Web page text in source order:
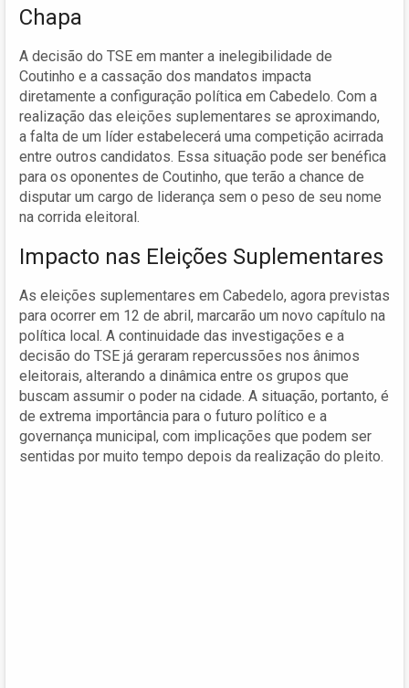
Chapa
A decisão do TSE em manter a inelegibilidade de
Coutinho e a cassação dos mandatos impacta
diretamente a configuração política em Cabedelo. Com a
realização das eleições suplementares se aproximando,
a falta de um líder estabelecerá uma competição acirrada
entre outros candidatos. Essa situação pode ser benéfica
para os oponentes de Coutinho, que terão a chance de
disputar um cargo de liderança sem o peso de seu nome
na corrida eleitoral.
Impacto nas Eleições Suplementares
As eleições suplementares em Cabedelo, agora previstas
para ocorrer em 12 de abril, marcarão um novo capítulo na
política local. A continuidade das investigações e a
decisão do TSE já geraram repercussões nos ânimos
eleitorais, alterando a dinâmica entre os grupos que
buscam assumir o poder na cidade. A situação, portanto, é
de extrema importância para o futuro político e a
governança municipal, com implicações que podem ser
sentidas por muito tempo depois da realização do pleito.